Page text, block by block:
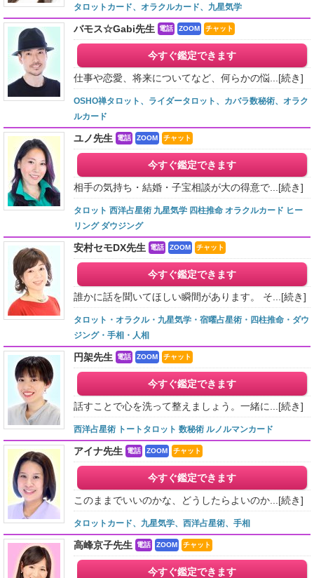
タロットカード、オラクルカード、九星気学
バモス☆Gabi先生 電話 ZOOM チャット
今すぐ鑑定できます
仕事や恋愛、将来についてなど、何らかの悩... [続き]
OSHO禅タロット、ライダータロット、カバラ数秘術、オラク
ルカード
ユノ先生 電話 ZOOM チャット
今すぐ鑑定できます
相手の気持ち・結婚・子宝相談が大の得意で... [続き]
タロット 西洋占星術 九星気学 四柱推命 オラクルカード ヒー
リング ダウジング
安村セモDX先生 電話 ZOOM チャット
今すぐ鑑定できます
誰かに話を聞いてほしい瞬間があります。 そ... [続き]
タロット・オラクル・九星気学・宿曜占星術・四柱推命・ダウ
ジング・手相・人相
円架先生 電話 ZOOM チャット
今すぐ鑑定できます
話すことで心を洗って整えましょう。一緒に... [続き]
西洋占星術 トートタロット 数秘術 ルノルマンカード
アイナ先生 電話 ZOOM チャット
今すぐ鑑定できます
このままでいいのかな、どうしたらよいのか... [続き]
タロットカード、九星気学、西洋占星術、手相
高峰京子先生 電話 ZOOM チャット
今すぐ鑑定できます